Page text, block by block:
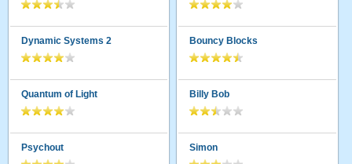
Dynamic Systems 2
Quantum of Light
Psychout
Bouncy Blocks
Billy Bob
Simon